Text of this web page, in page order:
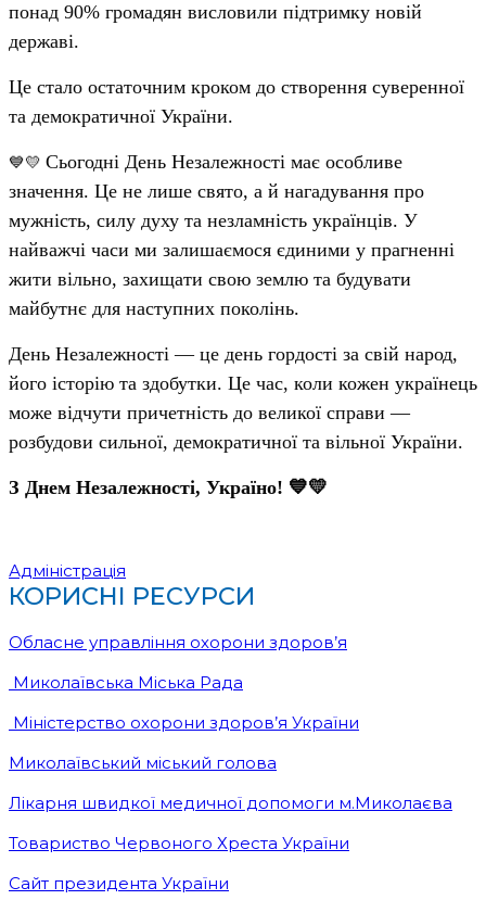
понад 90% громадян висловили підтримку новій
державі.
Це стало остаточним кроком до створення суверенної
та демократичної України.
💙💛 Сьогодні День Незалежності має особливе
значення. Це не лише свято, а й нагадування про
мужність, силу духу та незламність українців. У
найважчі часи ми залишаємося єдиними у прагненні
жити вільно, захищати свою землю та будувати
майбутнє для наступних поколінь.
День Незалежності — це день гордості за свій народ,
його історію та здобутки. Це час, коли кожен українець
може відчути причетність до великої справи —
розбудови сильної, демократичної та вільної України.
З Днем Незалежності, Україно! 💙💛
Адміністрація
КОРИСНІ РЕСУРСИ
Обласне управління охорони здоров’я
Миколаївська Міська Рада
Міністерство охорони здоров’я України
Миколаївський міський голова
Лікарня швидкої медичної допомоги м.Миколаєва
Товариство Червоного Хреста України
Сайт президента України